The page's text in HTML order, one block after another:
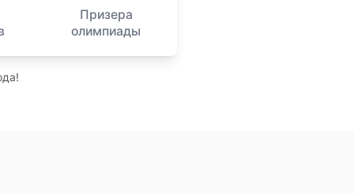
Призера
олимпиады